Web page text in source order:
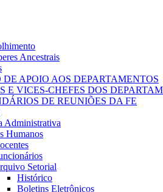
Ancestrais
DE APOIO AOS DEPARTAMENTOS
E VICES-CHEFES DOS
DE REUNIÕES DA FE
Administrativa
Humanos
Setorial
Histórico
Boletins Eletrônicos